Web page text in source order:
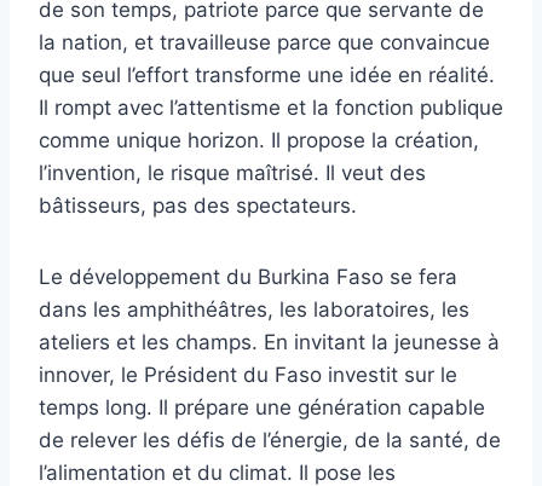
de son temps, patriote parce que servante de
la nation, et travailleuse parce que convaincue
que seul l’effort transforme une idée en réalité.
Il rompt avec l’attentisme et la fonction publique
comme unique horizon. Il propose la création,
l’invention, le risque maîtrisé. Il veut des
bâtisseurs, pas des spectateurs.
Le développement du Burkina Faso se fera
dans les amphithéâtres, les laboratoires, les
ateliers et les champs. En invitant la jeunesse à
innover, le Président du Faso investit sur le
temps long. Il prépare une génération capable
de relever les défis de l’énergie, de la santé, de
l’alimentation et du climat. Il pose les